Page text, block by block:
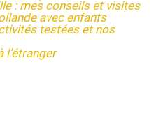
: mes conseils et visites
avec enfants
testées et nos
l’étranger